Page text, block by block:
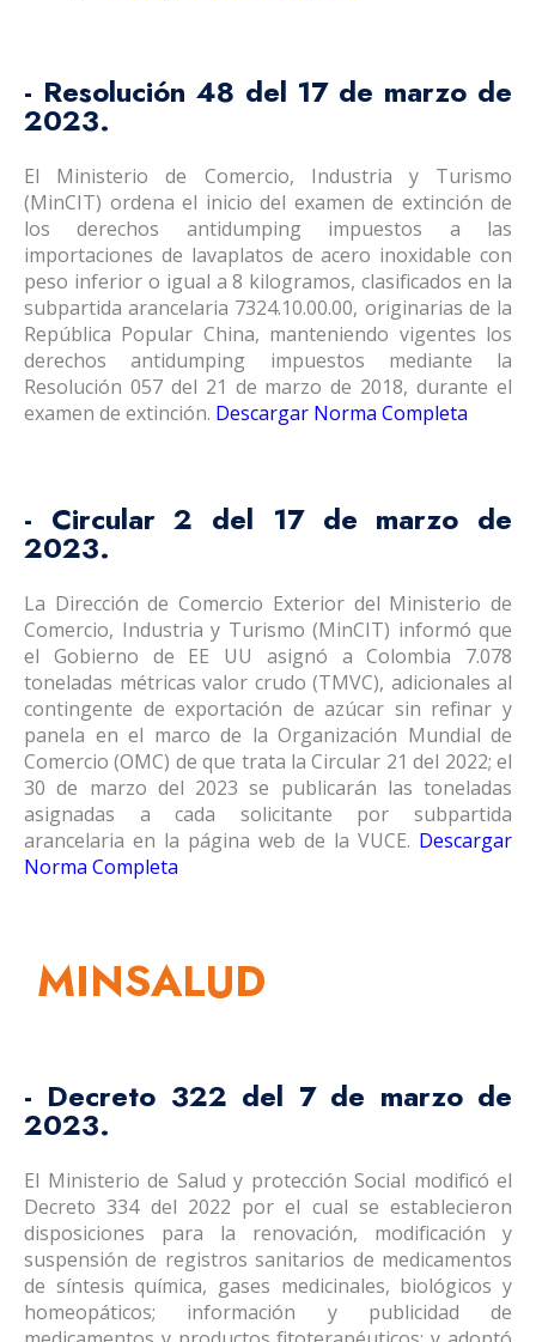
- Resolución 48 del 17 de marzo de
2023.
El Ministerio de Comercio, Industria y Turismo
(MinCIT) ordena el inicio del examen de extinción de
los derechos antidumping impuestos a las
importaciones de lavaplatos de acero inoxidable con
peso inferior o igual a 8 kilogramos, clasificados en la
subpartida arancelaria 7324.10.00.00, originarias de la
República Popular China, manteniendo vigentes los
derechos antidumping impuestos mediante la
Resolución 057 del 21 de marzo de 2018, durante el
examen de extinción. Descargar Norma Completa
- Circular 2 del 17 de marzo de
2023.
La Dirección de Comercio Exterior del Ministerio de
Comercio, Industria y Turismo (MinCIT) informó que
el Gobierno de EE UU asignó a Colombia 7.078
toneladas métricas valor crudo (TMVC), adicionales al
contingente de exportación de azúcar sin refinar y
panela en el marco de la Organización Mundial de
Comercio (OMC) de que trata la Circular 21 del 2022; el
30 de marzo del 2023 se publicarán las toneladas
asignadas a cada solicitante por subpartida
arancelaria en la página web de la VUCE. Descargar
Norma Completa
MINSALUD
- Decreto 322 del 7 de marzo de
2023.
El Ministerio de Salud y protección Social modificó el
Decreto 334 del 2022 por el cual se establecieron
disposiciones para la renovación, modificación y
suspensión de registros sanitarios de medicamentos
de síntesis química, gases medicinales, biológicos y
homeopáticos; información y publicidad de